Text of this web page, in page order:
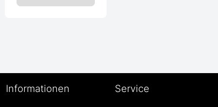
Informationen Service